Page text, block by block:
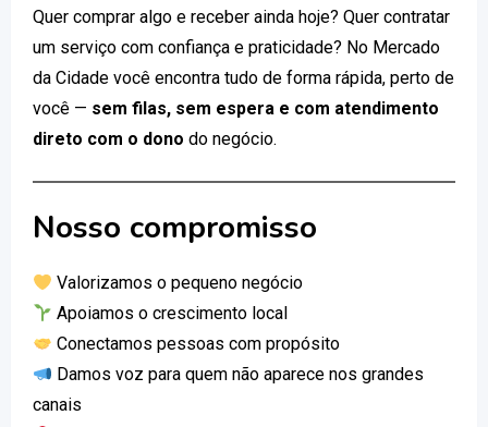
Quer comprar algo e receber ainda hoje? Quer contratar
um serviço com confiança e praticidade? No Mercado
da Cidade você encontra tudo de forma rápida, perto de
você — sem filas, sem espera e com atendimento
direto com o dono do negócio.
Nosso compromisso
Valorizamos o pequeno negócio
Apoiamos o crescimento local
Conectamos pessoas com propósito
Damos voz para quem não aparece nos grandes
canais